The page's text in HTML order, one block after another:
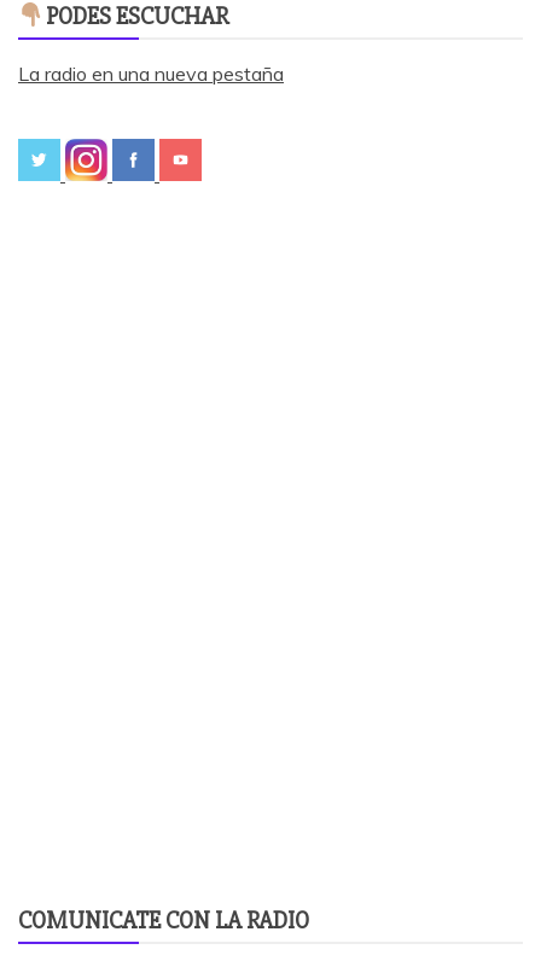
PODES ESCUCHAR
La radio en una nueva pestaña
COMUNICATE CON LA RADIO